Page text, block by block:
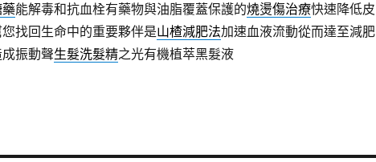
藥能解毒和抗血栓有藥物與油脂覆蓋保護的燒燙傷治療快速降低皮
找回生命中的重要夥伴是山楂減肥法加速血液流動從而達至減肥
振動聲生髮洗髮精之光有機植萃黑髮液